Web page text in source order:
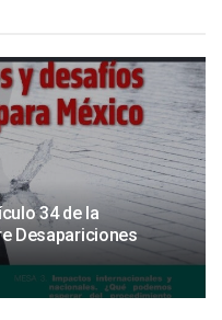
34 de la
Desapariciones